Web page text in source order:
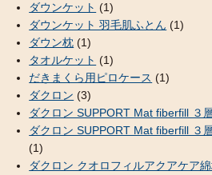
ダウンケット (1)
ダウンケット 羽毛肌ふとん (1)
ダウン枕 (1)
タオルケット (1)
だきまくら用ピロケース (1)
ダクロン (3)
ダクロン SUPPORT Mat fiberfill ３
ダクロン SUPPORT Mat fiberfill ３
(1)
ダクロン クオロフィルアクアケア